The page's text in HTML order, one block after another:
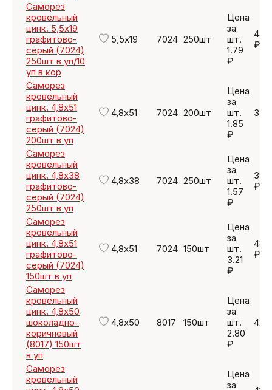
Саморез
кровельный
цинк. 5,5х19
графитово-
серый (7024)
250шт в уп/10
уп в кор
5,5х19 7024 250шт
Цена
за
шт.
1.79
₽
₽
Саморез
кровельный
цинк. 4,8х51
графитово-
серый (7024)
200шт в уп
4,8х51 7024 200шт
Цена
за
шт.
1.85
₽
Саморез
кровельный
цинк. 4,8х38
графитово-
серый (7024)
250шт в уп
4,8х38 7024 250шт
Цена
за
шт.
1.57
₽
₽
Саморез
кровельный
цинк. 4,8х51
графитово-
серый (7024)
150шт в уп
4,8х51 7024 150шт
Цена
за
шт.
3.21
₽
₽
Саморез
кровельный
цинк. 4,8х50
шоколадно-
коричневый
(8017) 150шт
в уп
4,8х50 8017 150шт
Цена
за
шт.
2.80
₽
Саморез
кровельный
Цена
за